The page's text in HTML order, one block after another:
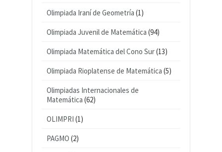
Olimpiada Iraní de Geometría (1)
Olimpiada Juvenil de Matemática (94)
Olimpiada Matemática del Cono Sur(13)
Olimpiada Rioplatense de Matemática (5)
Olimpiadas Internacionales de
Matemática (62)
OLIMPRI (1)
PAGMO (2)